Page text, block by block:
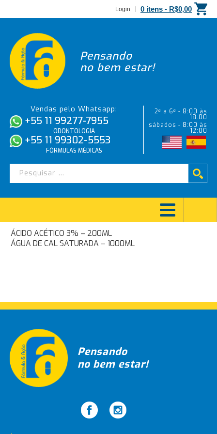
Login 0 itens - R$0,00
Pensando
no bem estar!
Vendas pelo Whatsapp:
+55 11 99277-7955
ODONTOLOGIA
+55 11 99302-5553
FÓRMULAS MÉDICAS
2ª a 6ª - 8:00 às
18:00
sábados - 8:00 às
12:00
ÁCIDO CÍTRICO 10% – 500ML
Navegação
ÁCIDO ACÉTICO 3% – 200ML
ÁGUA DE CAL SATURADA – 1000ML
Pensando
no bem estar!